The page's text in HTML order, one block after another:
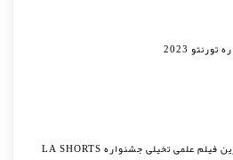
2023
رویاساز بهترین فیلم علمی تخیلی جشنواره LA SHORTS